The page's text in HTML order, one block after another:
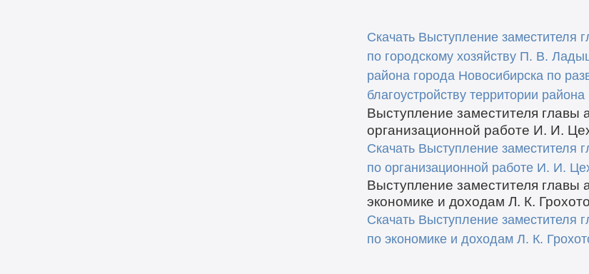
Скачать Выступление заместителя
по городскому хозяйству П. В.
района города Новосибирска по
благоустройству территории района
Выступление заместителя главы
организационной работе И. И.
Скачать Выступление заместителя
по организационной работе И. И.
Выступление заместителя главы
экономике и доходам Л. К.
Скачать Выступление заместителя
по экономике и доходам Л. К.